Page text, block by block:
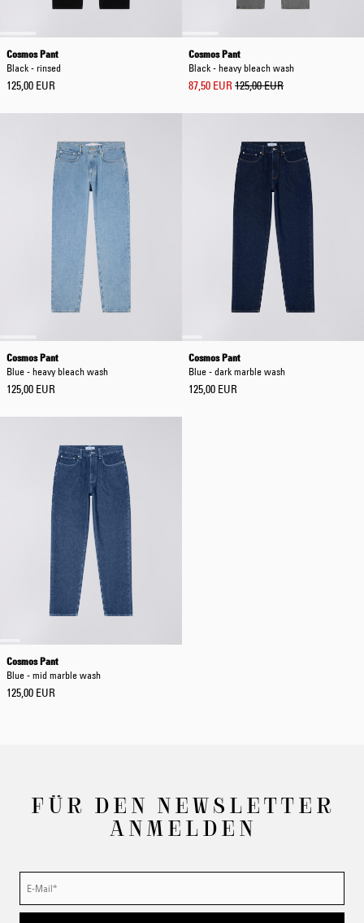
Cosmos Pant
Black - rinsed
125,00 EUR
Cosmos Pant
Black - heavy bleach wash
87,50 EUR 125,00 EUR
Cosmos Pant
Blue - heavy bleach wash
125,00 EUR
Cosmos Pant
Blue - dark marble wash
125,00 EUR
Cosmos Pant
Blue - mid marble wash
125,00 EUR
FÜR DEN NEWSLETTER
ANMELDEN